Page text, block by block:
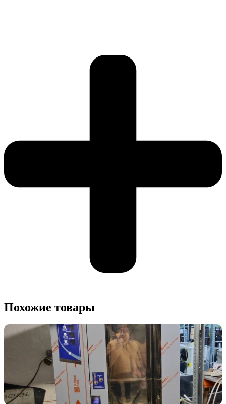
Похожие товары